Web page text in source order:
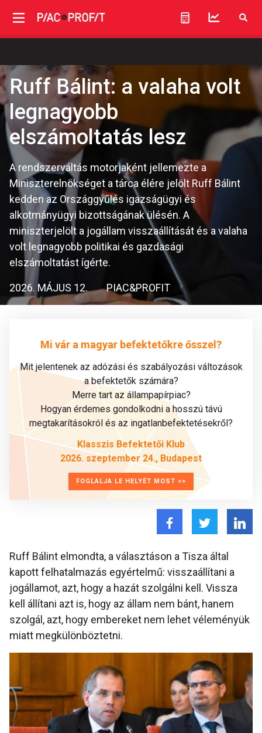
Ruff Bálint: a valaha volt
legnagyobb
elszámoltatás lesz
A rendszerváltás motorjaként jellemezte a
Miniszterelnökséget a tárca élére jelölt Ruff Bálint
kedden az Országgyűlés igazságügyi és
alkotmányügyi bizottságának ülésén. A
miniszterjelölt a jogállam visszaállítását és a valaha
volt legnagyobb politikai és gazdasági
elszámoltatást ígérte.
2026. MÁJUS 12. PIAC&PROFIT
Mi vár a magyar befektetőkre ősszel?
Mit jelentenek az adózási és szabályozási változások
a befektetők számára?
Merre tart az állampapírpiac?
Hogyan érdemes gondolkodni a hosszú távú
megtakarításokról és az ingatlanbefektetésekről?
Klasszis Befektetői Klub
2026. szeptember 24., Budapest
FOGLALJA LE HELYÉT MOST >>
Ruff Bálint elmondta, a választáson a Tisza által
kapott felhatalmazás egyértelmű: visszaállítani a
jogállamot, azt, hogy a hazát szolgálni kell. Vissza
kell állítani azt is, hogy az állam nem bánt, hanem
szolgál, azt, hogy embereket nem lehet véleményük
miatt megkülönböztetni.